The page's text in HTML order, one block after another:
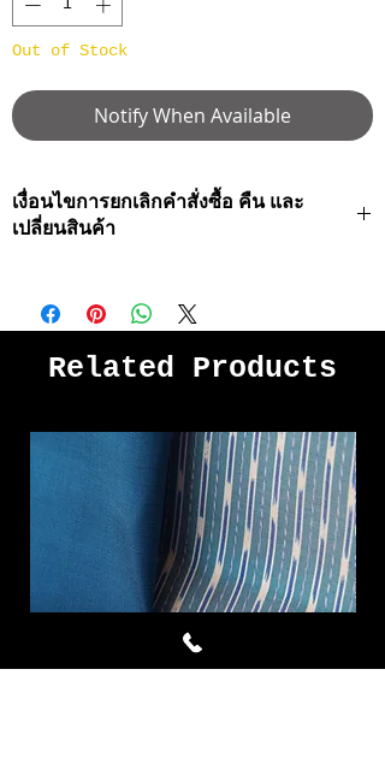
Out of Stock
Notify When Available
เงื่อนไขการยกเลิกคำสั่งซื้อ คืน และ
เปลี่ยนสินค้า
· ท่านสามารถยกเลิกธุรกรรมการสั่งซื้อได้ในกรณี
ที่สินค้ายังไม่ถูกส่งออกไปเท่านั้น
· ในการยกเลิกคำสั่งซื้อในกรณีที่เป็นสินค้าที่สั่ง
ผลิตเป็นพิเศษ เราจำเป็นต้องยึดเงินมัดจำทั้งหมด
เจ้าของบัญชีเท่านั้น
การแจ้งยกเลิกคำสั่งซื้อ
หากท่านต้องการยกเลิกคำสั่งซื้อโปรดติดต่อเจ้า
หน้าที่ทาง inbox ,โทรศัพท์หมายเลข 081-
8784285 หรืออีเมล์ chattong@gmail.com
Related Products